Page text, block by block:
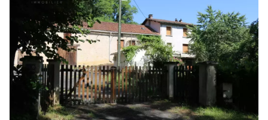
APERÇU